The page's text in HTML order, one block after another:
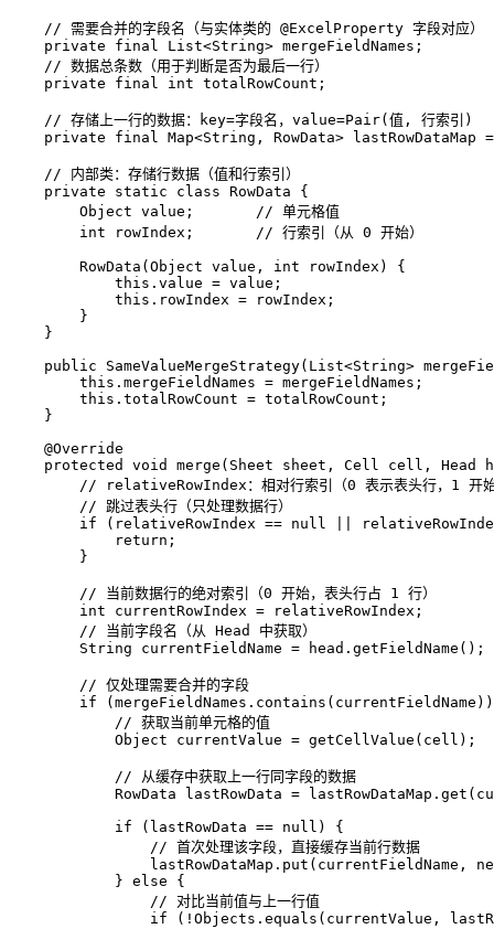
// 需要合并的字段名（与实体类的 @ExcelProperty 字段对应
private
final List<String> mergeFieldNames;
// 数据总条数（用于判断是否为最后一行）
private
final int totalRowCount;
// 存储上一行的数据：key=字段名，value=Pair(值, 行索引)
private
final Map<String, RowData> lastRowDataMap
// 内部类：存储行数据（值和行索引）
private
static class RowData {
        Object value;
// 单元格值
int rowIndex; // 行索引（从 0 开始）
        RowData(Object value,
int rowIndex) {
this .value = value;
this .rowIndex = rowIndex;
        }
    }
public
SameValueMergeStrategy(List<String>
this .mergeFieldNames = mergeFieldNames;
this .totalRowCount = totalRowCount;
    }
@Override
protected
void merge (Sheet sheet, Cell cell, Head
// relativeRowIndex：相对行索引（0 表示表头行，1 开
// 跳过表头行（只处理数据行）
if (relativeRowIndex == null ||
return ;
        }
// 当前数据行的绝对索引（0 开始，表头行占 1 行）
int
currentRowIndex = relativeRowIndex;
// 当前字段名（从 Head 中获取）
String
currentFieldName =
// 仅处理需要合并的字段
if
// 获取当前单元格的值
Object
currentValue = getCellValue(cell);
// 从缓存中获取上一行同字段的数据
RowData
lastRowData =
if (lastRowData == null ) {
// 首次处理该字段，直接缓存当前行数据
                lastRowDataMap.put(currentFieldName,
            }
else {
// 对比当前值与上一行值
if (!Objects.equals(currentValue,